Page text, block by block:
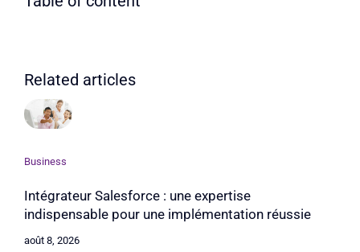
Related articles
Business
Intégrateur Salesforce : une expertise
indispensable pour une implémentation réussie
août 8, 2026